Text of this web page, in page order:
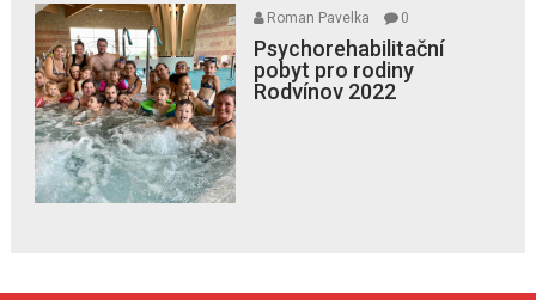
Roman Pavelka 0
Psychorehabilitační
pobyt pro rodiny
Rodvínov 2022